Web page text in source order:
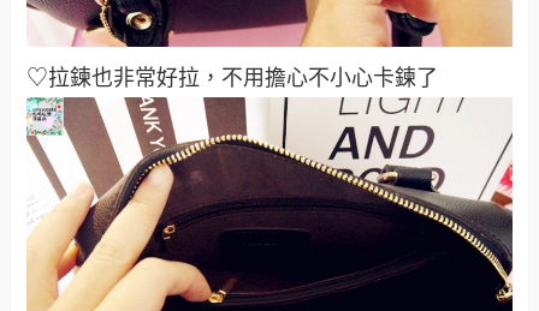
♡拉鍊也非常好拉，不用擔心不小心卡鍊了